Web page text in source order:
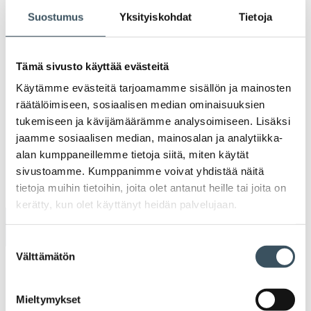
Suostumus Yksityiskohdat Tietoja
Tämä sivusto käyttää evästeitä
Käytämme evästeitä tarjoamamme sisällön ja mainosten
räätälöimiseen, sosiaalisen median ominaisuuksien
tukemiseen ja kävijämäärämme analysoimiseen. Lisäksi
jaamme sosiaalisen median, mainosalan ja analytiikka-
alan kumppaneillemme tietoja siitä, miten käytät
sivustoamme. Kumppanimme voivat yhdistää näitä
tietoja muihin tietoihin, joita olet antanut heille tai joita on
kerätty, kun olet käyttänyt heidän palvelujaan.
valinta
Välttämätön
Mieltymykset
Artikkelien selaus
kasvaa, mutta työllisyys
pienenee
vuoden lopussa
Uutiset
Tiedotteet
Lausunnot